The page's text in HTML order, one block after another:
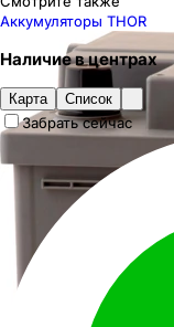
Аккумуляторы THOR
Наличиевцентрах
Карта Список
Забрать сейчас